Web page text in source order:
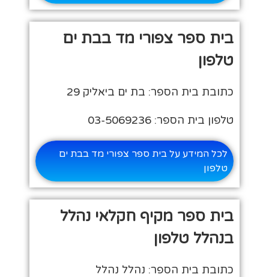
בית ספר צפורי מד בבת ים
טלפון
כתובת בית הספר: בת ים ביאליק 29
טלפון בית הספר: 03-5069236
לכל המידע על בית ספר צפורי מד בבת ים
טלפון
בית ספר מקיף חקלאי נהלל
בנהלל טלפון
כתובת בית הספר: נהלל נהלל